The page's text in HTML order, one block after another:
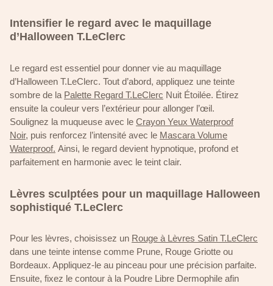
Intensifier le regard avec le maquillage
d’Halloween T.LeClerc
Le regard est essentiel pour donner vie au maquillage
d’Halloween T.LeClerc. Tout d’abord, appliquez une teinte
sombre de la Palette Regard T.LeClerc Nuit Étoilée. Étirez
ensuite la couleur vers l’extérieur pour allonger l’œil.
Soulignez la muqueuse avec le Crayon Yeux Waterproof
Noir, puis renforcez l’intensité avec le Mascara Volume
Waterproof. Ainsi, le regard devient hypnotique, profond et
parfaitement en harmonie avec le teint clair.
Lèvres sculptées pour un maquillage Halloween
sophistiqué T.LeClerc
Pour les lèvres, choisissez un Rouge à Lèvres Satin T.LeClerc
dans une teinte intense comme Prune, Rouge Griotte ou
Bordeaux. Appliquez-le au pinceau pour une précision parfaite.
Ensuite, fixez le contour à la Poudre Libre Dermophile afin